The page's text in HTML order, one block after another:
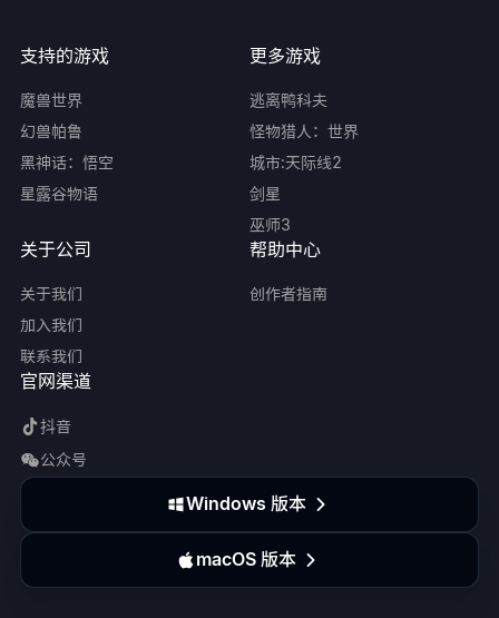
支持的游戏
魔兽世界
幻兽帕鲁
黑神话：悟空
星露谷物语
更多游戏
逃离鸭科夫
怪物猎人：世界
城市:天际线2
剑星
巫师3
关于公司
关于我们
加入我们
联系我们
帮助中心
创作者指南
官网渠道
抖音
公众号
Windows 版本
macOS 版本